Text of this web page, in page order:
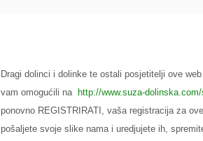
Dragi dolinci i dolinke te ostali posjetitelji ove
vam omogućili na http://www.suza-
ponovno REGISTRIRATI, vaša registracija za
pošaljete svoje slike nama i uredjujete ih,